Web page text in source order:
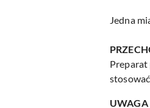
Jedna
Preparat
UWAGA